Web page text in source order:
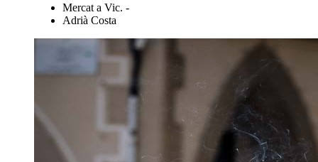
Mercat a Vic. -
Adrià Costa